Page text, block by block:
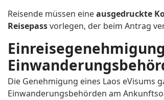
Reisende müssen eineausgedruckte
Reisepassvorlegen, der beim Antrag
Die Genehmigung eines Laos
Einwanderungsbehörden am